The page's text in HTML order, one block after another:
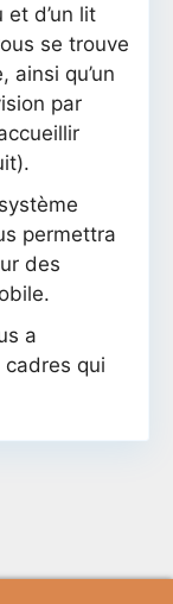
et d’un lit
se trouve
ainsi qu’un
par
permettra
des
a
qui